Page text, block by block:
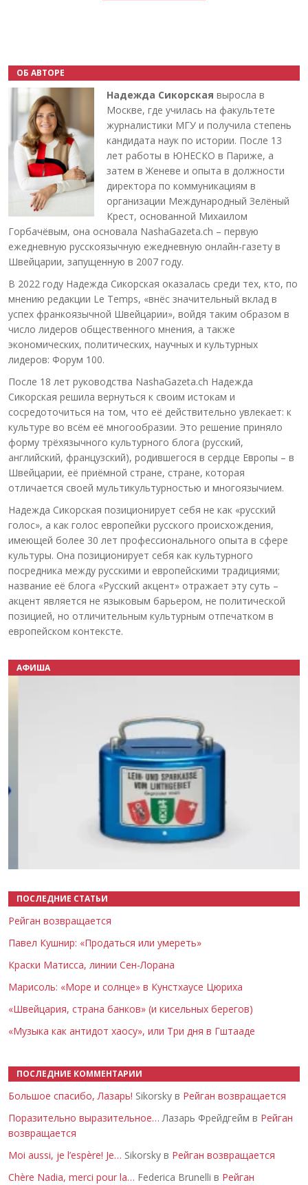
ОБ АВТОРЕ
Надежда Сикорская выросла в
Москве, где училась на факультете
журналистики МГУ и получила степень
кандидата наук по истории. После 13
лет работы в ЮНЕСКО в Париже, а
затем в Женеве и опыта в должности
директора по коммуникациям в
организации Международный Зелёный
Крест, основанной Михаилом
Горбачёвым, она основала NashaGazeta.ch – первую
ежедневную русскоязычную ежедневную онлайн-газету в
Швейцарии, запущенную в 2007 году.
В 2022 году Надежда Сикорская оказалась среди тех, кто, по
мнению редакции Le Temps, «внёс значительный вклад в
успех франкоязычной Швейцарии», войдя таким образом в
число лидеров общественного мнения, а также
экономических, политических, научных и культурных
лидеров: Форум 100.
После 18 лет руководства NashaGazeta.ch Надежда
Сикорская решила вернуться к своим истокам и
сосредоточиться на том, что её действительно увлекает: к
культуре во всём её многообразии. Это решение приняло
форму трёхязычного культурного блога (русский,
английский, французский), родившегося в сердце Европы – в
Швейцарии, её приёмной стране, стране, которая
отличается своей мультикультурностью и многоязычием.
Надежда Сикорская позиционирует себя не как «русский
голос», а как голос европейки русского происхождения,
имеющей более 30 лет профессионального опыта в сфере
культуры. Она позиционирует себя как культурного
посредника между русскими и европейскими традициями;
название её блога «Русский акцент» отражает эту суть –
акцент является не языковым барьером, не политической
позицией, но отличительным культурным отпечатком в
европейском контексте.
АФИША
ПОСЛЕДНИЕ СТАТЬИ
Рейган возвращается
Павел Кушнир: «Продаться или умереть»
Краски Матисса, линии Сен-Лорана
Марисоль: «Море и солнце» в Кунстхаусе Цюриха
«Швейцария, страна банков» (и кисельных берегов)
«Музыка как антидот хаосу», или Три дня в Гштааде
ПОСЛЕДНИЕ КОММЕНТАРИИ
Большое спасибо, Лазарь! Sikorsky в Рейган возвращается
Поразительно выразительное… Лазарь Фрейдгейм в Рейган
возвращается
Moi aussi, je l’espère! Je… Sikorsky в Рейган возвращается
Chère Nadia, merci pour la… Federica Brunelli в Рейган